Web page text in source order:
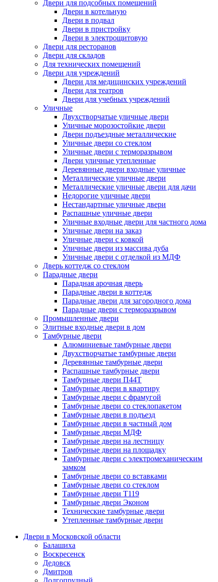
Двери для подсобных помещений
Двери в котельную
Двери в подвал
Двери в пристройку
Двери в электрощитовую
Двери для ресторанов
Двери для складов
Для технических помещений
Двери для учреждений
Двери для медицинских учреждений
Двери для театров
Двери для учебных учреждений
Уличные
Двухстворчатые уличные двери
Уличные морозостойкие двери
Двери подъездные металлические
Уличные двери со стеклом
Уличные двери с терморазрывом
Двери уличные утепленные
Деревянные двери входные уличные
Металлические уличные двери
Металлические уличные двери для дачи
Недорогие уличные двери
Нестандартные уличные двери
Распашные уличные двери
Уличные входные двери для частного дома
Уличные двери на заказ
Уличные двери с ковкой
Уличные двери из массива дуба
Уличные двери с отделкой из МДФ
Дверь коттедж со стеклом
Парадные двери
Парадная арочная дверь
Парадные двери в коттедж
Парадные двери для загородного дома
Парадные двери с терморазрывом
Промышленные двери
Элитные входные двери в дом
Тамбурные двери
Алюминиевые тамбурные двери
Двухстворчатые тамбурные двери
Деревянные тамбурные двери
Распашные тамбурные двери
Тамбурные двери П44Т
Тамбурные двери в квартиру
Тамбурные двери с фрамугой
Тамбурные двери со стеклопакетом
Тамбурные двери в подъезд
Тамбурные двери в частный дом
Тамбурные двери МДФ
Тамбурные двери на лестницу
Тамбурные двери на площадку
Тамбурные двери с электромеханическим
замком
Тамбурные двери со вставками
Тамбурные двери со стеклом
Тамбурные двери Т119
Тамбурные двери Эконом
Технические тамбурные двери
Утепленные тамбурные двери
Двери в Московской области
Балашиха
Воскресенск
Дедовск
Дмитров
Долгопрудный